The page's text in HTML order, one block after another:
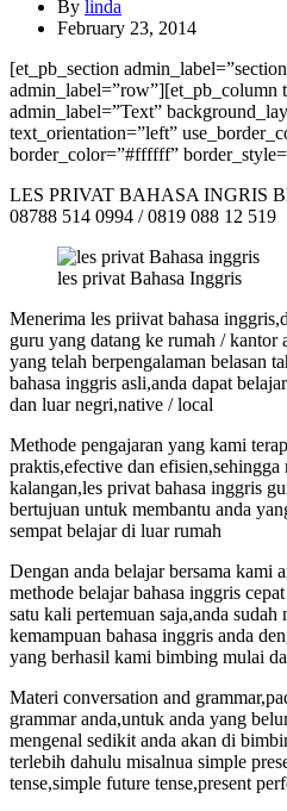
By linda
February 23, 2014
[et_pb_section
admin_label=”row”][et_pb_column
admin_label=”Text”
text_orientation=”left”
border_color=”#ffffff”
LES PRIVAT BAHASA INGRIS
08788 514 0994 / 0819 088 12 519
les privat Bahasa Inggris
Menerima les priivat bahasa
guru yang datang ke rumah / kantor
yang telah berpengalaman belasan
bahasa inggris asli,anda dapat
dan luar negri,native / local
Methode pengajaran yang kami
praktis,efective dan
kalangan,les privat bahasa inggris
bertujuan untuk membantu anda
sempat belajar di luar rumah
Dengan anda belajar bersama kami
methode belajar bahasa inggris
satu kali pertemuan saja,anda sudah
kemampuan bahasa inggris anda
yang berhasil kami bimbing mulai
Materi conversation and
grammar anda,untuk anda yang
mengenal sedikit anda akan di
terlebih dahulu misalnua simple
tense,simple future tense,present